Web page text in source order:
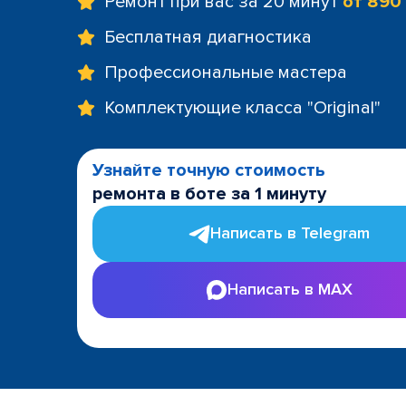
Бесплатная диагностика
Профессиональные мастера
Комплектующие класса "Original"
Узнайте точную стоимость
ремонта в боте за 1 минуту
Написать в Telegram
Написать в MAX